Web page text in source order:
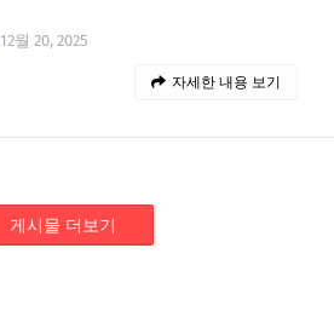
12월 20, 2025
자세한 내용 보기
게시물 더보기